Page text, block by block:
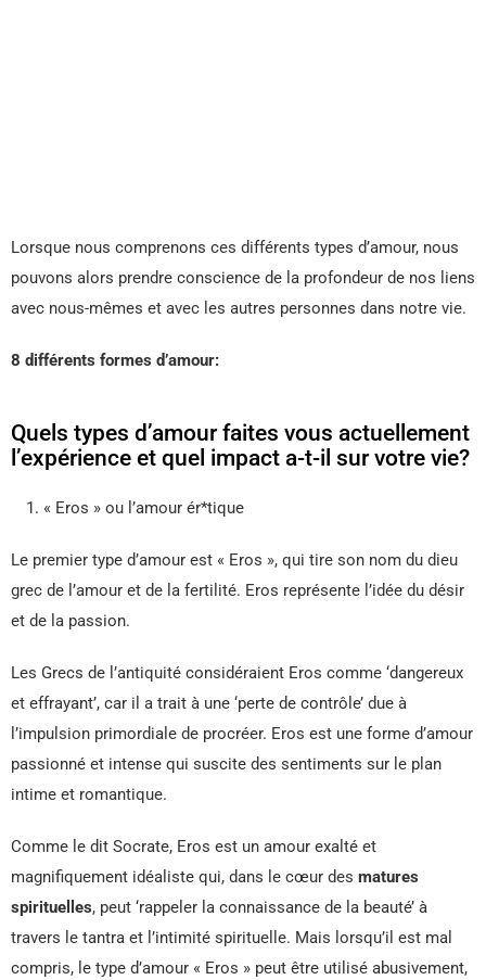
Lorsque nous comprenons ces différents types d’amour, nous
pouvons alors prendre conscience de la profondeur de nos liens
avec nous-mêmes et avec les autres personnes dans notre vie.
8 différents formes d’amour:
Quels types d’amour faites vous actuellement
l’expérience et quel impact a-t-il sur votre vie?
« Eros » ou l’amour ér*tique
Le premier type d’amour est « Eros », qui tire son nom du dieu
grec de l’amour et de la fertilité. Eros représente l’idée du désir
et de la passion.
Les Grecs de l’antiquité considéraient Eros comme ‘dangereux
et effrayant’, car il a trait à une ‘perte de contrôle’ due à
l’impulsion primordiale de procréer. Eros est une forme d’amour
passionné et intense qui suscite des sentiments sur le plan
intime et romantique.
Comme le dit Socrate, Eros est un amour exalté et
magnifiquement idéaliste qui, dans le cœur des matures
spirituelles, peut ‘rappeler la connaissance de la beauté’ à
travers le tantra et l’intimité spirituelle. Mais lorsqu’il est mal
compris, le type d’amour « Eros » peut être utilisé abusivement,